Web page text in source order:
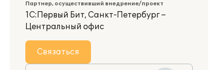
Партнер, осуществивший внедрение/проект
1С:Первый Бит, Санкт-Петербург –
Центральный офис
Связаться